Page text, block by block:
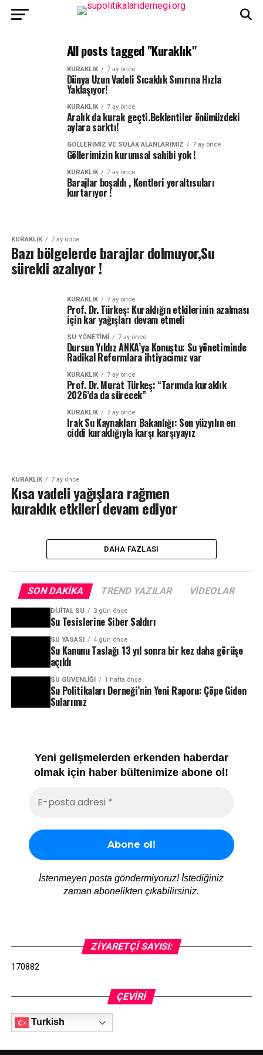
All posts tagged "Kuraklık"
KURAKLIK 7 ay önce
Dünya Uzun Vadeli Sıcaklık Sınırına Hızla
Yaklaşıyor!
KURAKLIK 7 ay önce
Aralık da kurak geçti.Beklentiler önümüzdeki
aylara sarktı!
GÖLLERIMIZ VE SULAK ALANLARIMIZ 7 ay önce
Göllerimizin kurumsal sahibi yok !
KURAKLIK 7 ay önce
Barajlar boşaldı , Kentleri yeraltısuları
kurtarıyor !
KURAKLIK 7 ay önce
Bazı bölgelerde barajlar dolmuyor,Su
sürekli azalıyor !
KURAKLIK 7 ay önce
Prof. Dr. Türkeş: Kuraklığın etkilerinin azalması
için kar yağışları devam etmeli
SU YÖNETIMI 7 ay önce
Dursun Yıldız ANKA’ya Konuştu: Su yönetiminde
Radikal Reformlara ihtiyacımız var
KURAKLIK 7 ay önce
Prof. Dr. Murat Türkeş: “Tarımda kuraklık
2026’da da sürecek”
KURAKLIK 7 ay önce
Irak Su Kaynakları Bakanlığı: Son yüzyılın en
ciddi kuraklığıyla karşı karşıyayız
KURAKLIK 7 ay önce
Kısa vadeli yağışlara rağmen
kuraklık etkileri devam ediyor
DAHA FAZLASI
SON DAKIKA TREND YAZILAR VIDEOLAR
DIJITAL SU 3 gün önce
Su Tesislerine Siber Saldırı
SU YASASI 4 gün önce
Su Kanunu Taslağı 13 yıl sonra bir kez daha görüşe
açıldı
SU GÜVENLIĞI 1 hafta önce
Su Politikaları Derneği’nin Yeni Raporu: Çöpe Giden
Sularımız
Yeni gelişmelerden erkenden haberdar
olmak için haber bültenimize abone ol!
İstenmeyen posta göndermiyoruz! İstediğiniz
zaman abonelikten çıkabilirsiniz.
ZIYARETÇI SAYISI:
170882
ÇEVIRI
Turkish